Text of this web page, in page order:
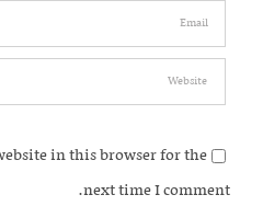
in this browser for the
next time I comment.